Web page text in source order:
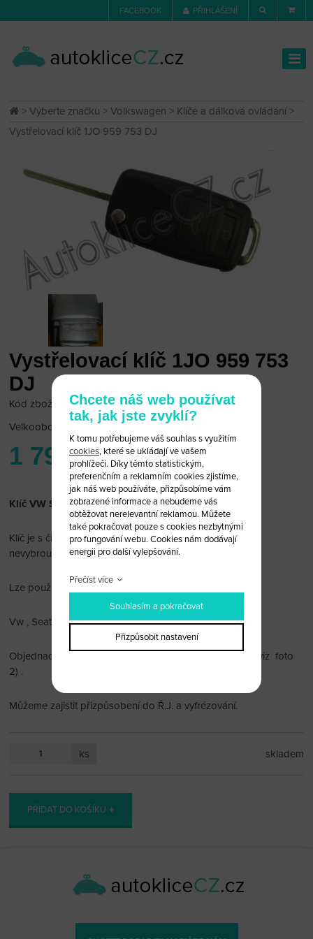
FACEBOOK PŘIHLÁŠENÍ
>Vyberte značku >Volkswagen > Klíče a dálková ovládání>
Vystřelovací klíč 1JO 959 753 DJ
Vystřelovací klíč 1JO 959 753
DJ
Kód zboží: VW 3/DJ
Velkoobchodní cena:
po přihlášení
1 790 Kč
Klíč VW Seat Škoda 3 tlačítka 1JO 959 753 DJ
Klíč je s čipem immobiliseru, dálkovým ovládáním a
nevybroušenou planžetou.
Lze použít na :
Vw , Seat a Škoda.
Objednací číslo najdete na vašem dálkovém ovládání (viz foto
2) .
Můžeme zajistit přizpůsobení do Ř.J. a vyfrézování.
ks skladem
PŘIDAT DO KOŠÍKU
Chcete náš web používat
tak, jak jste zvyklí?
K tomu potřebujeme váš souhlas s využitím
cookies, které se ukládají ve vašem
prohlížeči. Díky těmto statistickým,
preferenčním a reklamním cookies zjistíme,
jak náš web používáte, přizpůsobíme vám
zobrazené informace a nebudeme vás
obtěžovat nerelevantní reklamou. Můžete
také pokračovat pouze s cookies nezbytnými
pro fungování webu. Cookies nám dodávají
energii pro další vylepšování.
Přečíst více
Souhlasím a pokračovat
Přizpůsobit nastavení